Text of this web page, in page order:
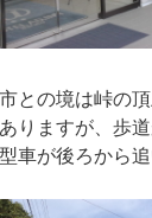
との境は峠の
りますが、歩
車が後ろから